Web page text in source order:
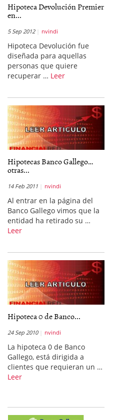
Hipoteca Devolución Premier
en...
5 Sep 2012 nvindi
Hipoteca Devolución fue
diseñada para aquellas
personas que quiere
recuperar … Leer
Hipotecas Banco Gallego…
otras...
14 Feb 2011 nvindi
Al entrar en la página del
Banco Gallego vimos que la
entidad ha retirado su …
Leer
Hipoteca 0 de Banco...
24 Sep 2010 nvindi
La hipoteca 0 de Banco
Gallego, está dirigida a
clientes que requieran un …
Leer